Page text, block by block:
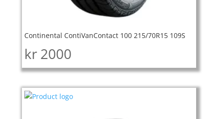
Continental ContiVanContact 100 215/70R15 109S
kr 2000